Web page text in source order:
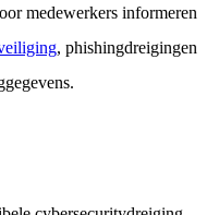
medewerkers informeren
, phishingdreigingen